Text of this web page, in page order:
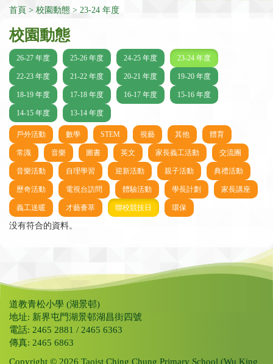
首頁 校園動態 23-24 年度
校園動態
26-27 年度 25-26 年度 24-25 年度 23-24 年度
22-23 年度 21-22 年度 20-21 年度 19-20 年度
18-19 年度 17-18 年度 16-17 年度 15-16 年度
14-15 年度 13-14 年度
戶外活動 數學 STEM 視藝 其他 體育
常識 音樂 圖書 英文 家長義工活動 交流團
音樂活動 自理學習 迎新活動 親子活動 典禮活動
歷奇活動 電視台訪問 體驗活動 學長計劃 家長講座
義工送暖 才藝薈萃 聯校競技日 環保
没有符合的資料。
道教青松小學 (湖景邨)
地址: 新界屯門湖景邨湖昌街四號
電話: 2465 2881 / 2465 6363
傳真: 2465 6863
Copyright © 2026 Taoist Ching Chung Primary School (Wu King